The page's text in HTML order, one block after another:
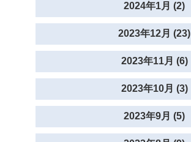
2024年1月 (2)
2023年12月 (23)
2023年11月 (6)
2023年10月 (3)
2023年9月 (5)